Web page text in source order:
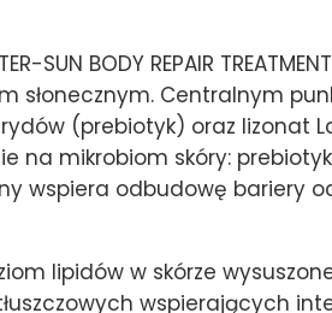
SUN BODY REPAIR
słonecznym. Centralnym
(prebiotyk) oraz lizonat
na mikrobiom skóry:
wspiera odbudowę bariery
lipidów w skórze
wspierających